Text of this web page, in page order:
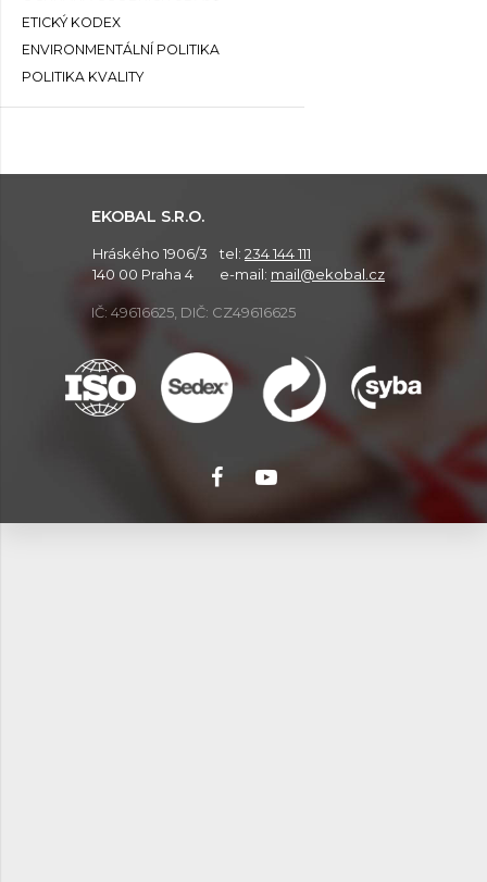
ETICKÝ KODEX
ENVIRONMENTÁLNÍ POLITIKA
POLITIKA KVALITY
EKOBAL S.R.O.
Hráského 1906/3
140 00 Praha 4
tel: 234 144 111
e-mail: mail@ekobal.cz
IČ: 49616625, DIČ: CZ49616625